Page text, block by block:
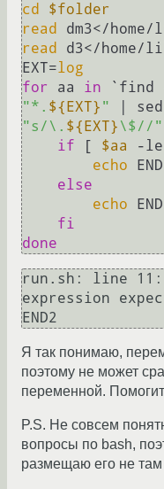
cd
$folder
read
read
d3</home/
EXT=log
for
aa in
"*. ${EXT} "
"s/\. ${EXT} \$//"
if [ $aa -
echo
else
echo
fi
done
run.sh: line
expression
Я так понимаю,
поэтому не может
переменной.
P.S. Не совсем
вопросы по bash,
размещаю его не там